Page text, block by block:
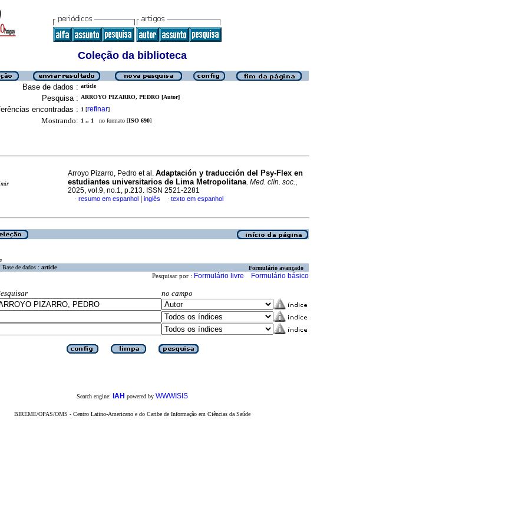
Coleção da biblioteca
Base de dados : article
Pesquisa : ARROYO PIZARRO, PEDRO [Autor]
encontradas : 1 [refinar]
Mostrando: 1 .. 1 no formato [ISO 690]
Arroyo Pizarro, Pedro et al. Adaptación y traducción del Psy-Flex en
estudiantes universitarios de Lima Metropolitana. Med. clín. soc.,
2025, vol.9, no.1, p.213. ISSN 2521-2281
· resumo em espanhol inglês · texto em espanhol
Base de dados : article Formulário avançado
Pesquisar por : Formulário livre Formulário básico
no campo
Search engine: iAH powered by WWWISIS
BIREME/OPAS/OMS - Centro Latino-Americano e do Caribe de Informação em Ciências da Saúde